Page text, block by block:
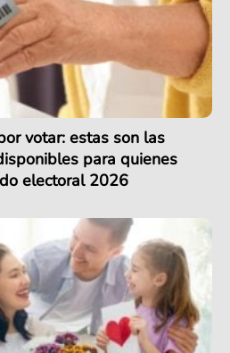
votar: estas son las
para quienes
electoral 2026